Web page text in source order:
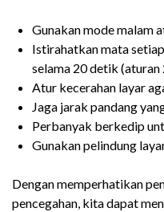
Gunakan mode malam
Istirahatkan mata
selama 20 detik
Atur kecerahan layar
Jaga jarak pandang
Perbanyak berkedip
Gunakan pelindung
Dengan memperhatikan
pencegahan, kita dapat